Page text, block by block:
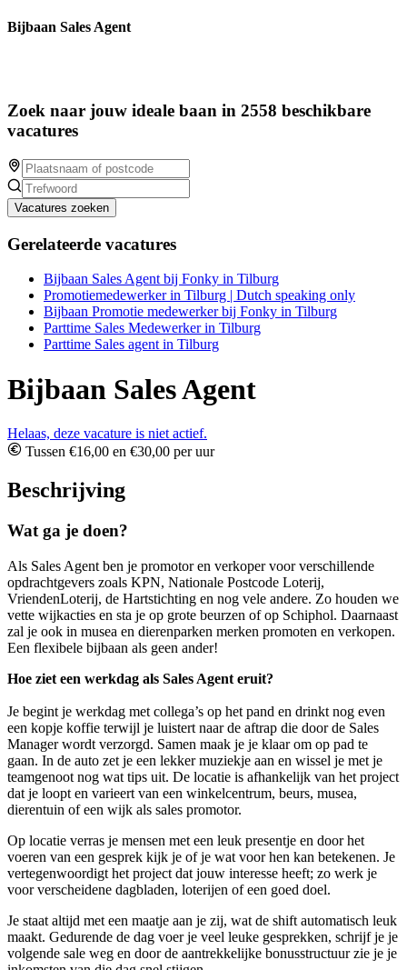
Bijbaan Sales Agent
Zoek naar jouw ideale baan in 2558 beschikbare
vacatures
Vacatures zoeken
Gerelateerde vacatures
Bijbaan Sales Agent bij Fonky in Tilburg
Promotiemedewerker in Tilburg | Dutch speaking only
Bijbaan Promotie medewerker bij Fonky in Tilburg
Parttime Sales Medewerker in Tilburg
Parttime Sales agent in Tilburg
Bijbaan Sales Agent
Helaas, deze vacature is niet actief.
Tussen €16,00 en €30,00 per uur
Beschrijving
Wat ga je doen?
Als Sales Agent ben je promotor en verkoper voor verschillende
opdrachtgevers zoals KPN, Nationale Postcode Loterij,
VriendenLoterij, de Hartstichting en nog vele andere. Zo houden we
vette wijkacties en sta je op grote beurzen of op Schiphol. Daarnaast
zal je ook in musea en dierenparken merken promoten en verkopen.
Een flexibele bijbaan als geen ander!
Hoe ziet een werkdag als Sales Agent eruit?
Je begint je werkdag met collega’s op het pand en drinkt nog even
een kopje koffie terwijl je luistert naar de aftrap die door de Sales
Manager wordt verzorgd. Samen maak je je klaar om op pad te
gaan. In de auto zet je een lekker muziekje aan en wissel je met je
teamgenoot nog wat tips uit. De locatie is afhankelijk van het project
dat je loopt en varieert van een winkelcentrum, beurs, musea,
dierentuin of een wijk als sales promotor.
Op locatie verras je mensen met een leuk presentje en door het
voeren van een gesprek kijk je of je wat voor hen kan betekenen. Je
vertegenwoordigt het project dat jouw interesse heeft; zo werk je
voor verscheidene dagbladen, loterijen of een goed doel.
Je staat altijd met een maatje aan je zij, wat de shift automatisch leuk
maakt. Gedurende de dag voer je veel leuke gesprekken, schrijf je je
volgende sale weg en door de aantrekkelijke bonusstructuur zie je je